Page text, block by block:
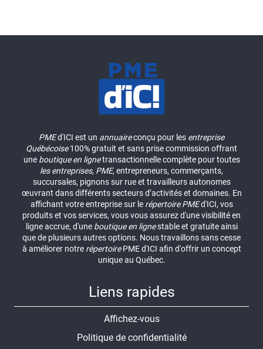
PMEd'ICI est un annuaireconçu pour les entreprise
Québécoise100% gratuit et sans prise commission offrant
une boutique en lignetransactionnelle complète pour toutes
les entreprises, PME, entrepreneurs, commerçants,
succursales, pignons sur rue et travailleurs autonomes
œuvrant dans différents secteurs d’activités et domaines. En
affichant votre entreprise sur le répertoire PMEd'ICI, vos
produits et vos services, vous vous assurez d'une visibilité en
ligne accrue, d'une boutique en lignestable et gratuite ainsi
que de plusieurs autres options. Nous travaillons sans cesse
à améliorer notre répertoirePME d'ICI afin d'offrir un concept
unique au Québec.
Liens rapides
Affichez-vous
Politique de confidentialité